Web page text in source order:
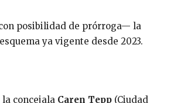
posibilidad de prórroga— la
ya vigente desde 2023.
concejala Caren Tepp (Ciudad